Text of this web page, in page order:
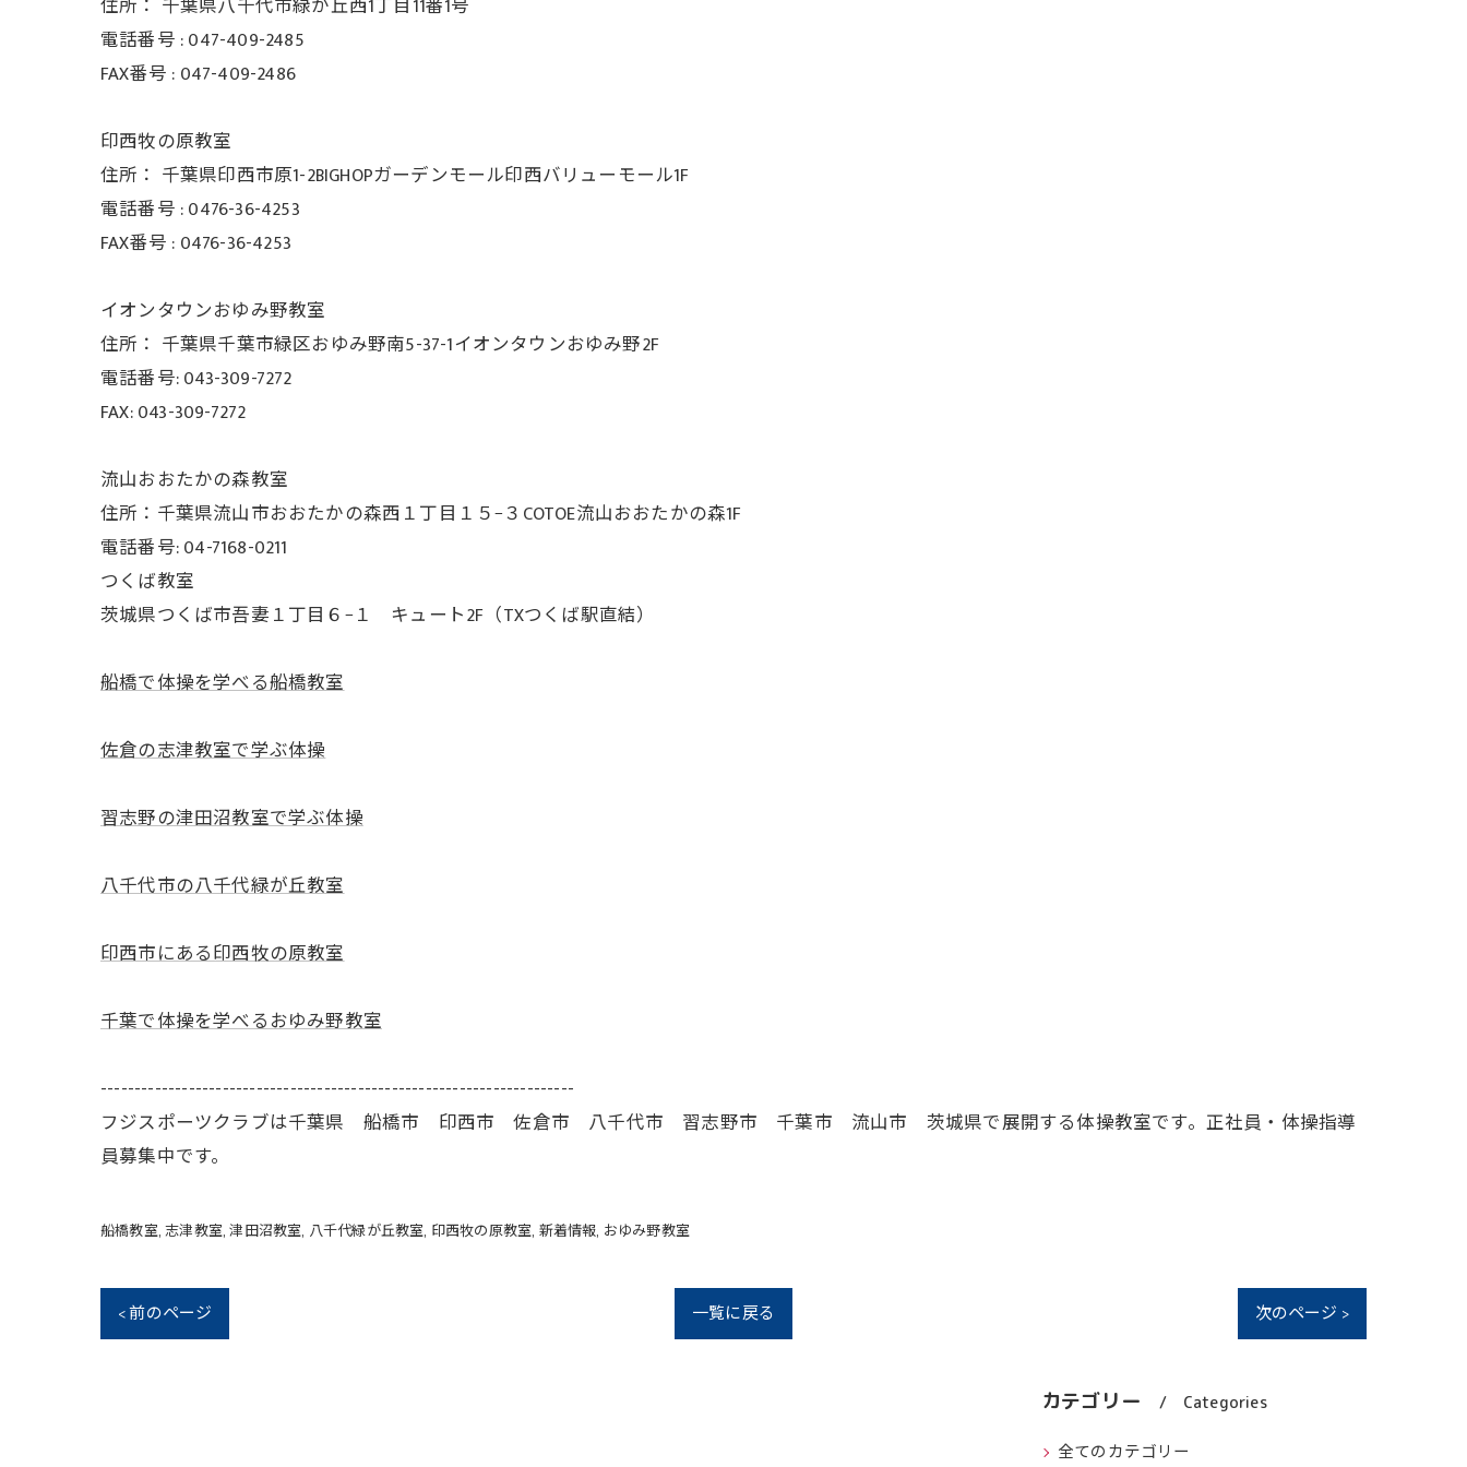
電話番号 :047-409-2485
FAX番号 : 047-409-2486
印西牧の原教室
住所： 千葉県印西市原1-2BIGHOPガーデンモール印西バリューモール1F
電話番号 :0476-36-4253
FAX番号 : 0476-36-4253
イオンタウンおゆみ野教室
住所： 千葉県千葉市緑区おゆみ野南5-37-1イオンタウンおゆみ野2F
電話番号: 043-309-7272
FAX: 043-309-7272
流山おおたかの森教室
住所：千葉県流山市おおたかの森西１丁目１５−３COTOE流山おおたかの森1F
電話番号: 04-7168-0211
つくば教室
茨城県つくば市吾妻１丁目６−１ キュート2F（TXつくば駅直結）
船橋で体操を学べる船橋教室
佐倉の志津教室で学ぶ体操
習志野の津田沼教室で学ぶ体操
八千代市の八千代緑が丘教室
印西市にある印西牧の原教室
千葉で体操を学べるおゆみ野教室
----------------------------------------------------------------------
フジスポーツクラブは千葉県 船橋市 印西市 佐倉市 八千代市 習志野市 千葉市 流山市 茨城県で展開する体操教室です。正社員・体操指導
員募集中です。
船橋教室 志津教室 津田沼教室 八千代緑が丘教室 印西牧の原教室 新着情報 おゆみ野教室
< 前のページ 一覧に戻る 次のページ >
カテゴリー Categories
全てのカテゴリー